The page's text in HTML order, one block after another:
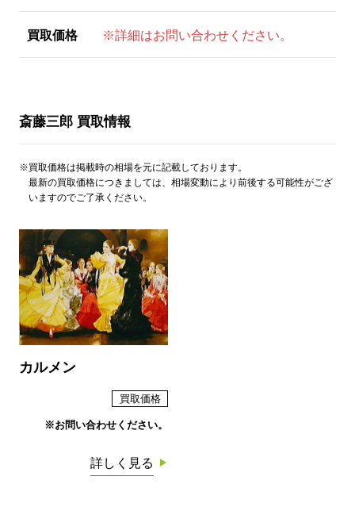
買取価格 ※詳細はお問い合わせください。
斎藤三郎 買取情報
※買取価格は掲載時の相場を元に記載しております。
最新の買取価格につきましては、相場変動により前後する可能性がござ
いますのでご了承ください。
カルメン
買取価格
※お問い合わせください。
詳しく見る